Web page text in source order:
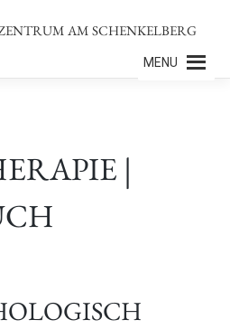
AM SCHENKELBERG
MENU
|